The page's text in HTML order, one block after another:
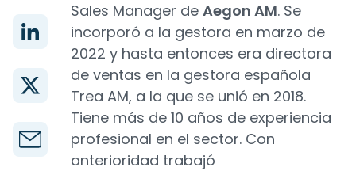
Sales Manager de Aegon AM. Se
incorporó a la gestora en marzo de
2022 y hasta entonces era directora
de ventas en la gestora española
Trea AM, a la que se unió en 2018.
Tiene más de 10 años de experiencia
profesional en el sector. Con
anterioridad trabajó